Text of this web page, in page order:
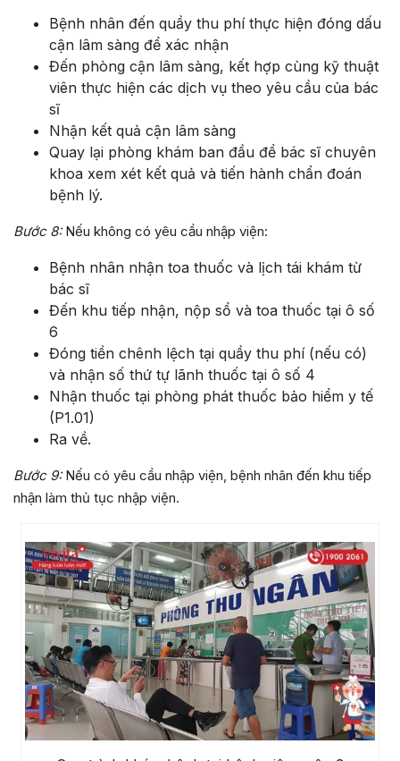
Bệnh nhân đến quầy thu phí thực hiện đóng dấu
cận lâm sàng để xác nhận
Đến phòng cận lâm sàng, kết hợp cùng kỹ thuật
viên thực hiện các dịch vụ theo yêu cầu của bác
sĩ
Nhận kết quả cận lâm sàng
Quay lại phòng khám ban đầu để bác sĩ chuyên
khoa xem xét kết quả và tiến hành chẩn đoán
bệnh lý.
Bước 8:Nếu không có yêu cầu nhập viện:
Bệnh nhân nhận toa thuốc và lịch tái khám từ
bác sĩ
Đến khu tiếp nhận, nộp sổ và toa thuốc tại ô số
6
Đóng tiền chênh lệch tại quầy thu phí (nếu có)
và nhận số thứ tự lãnh thuốc tại ô số 4
Nhận thuốc tại phòng phát thuốc bảo hiểm y tế
(P1.01)
Ra về.
Bước 9:Nếu có yêu cầu nhập viện, bệnh nhân đến khu tiếp
nhận làm thủ tục nhập viện.